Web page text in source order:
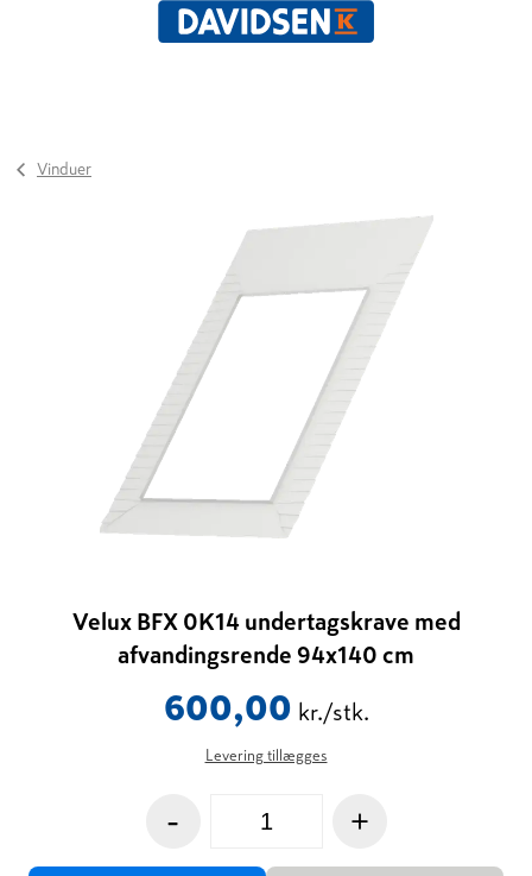
Vinduer
Velux BFX 0K14 undertagskrave med
afvandingsrende 94x140 cm
600,00 kr./stk.
Levering tillægges
- +